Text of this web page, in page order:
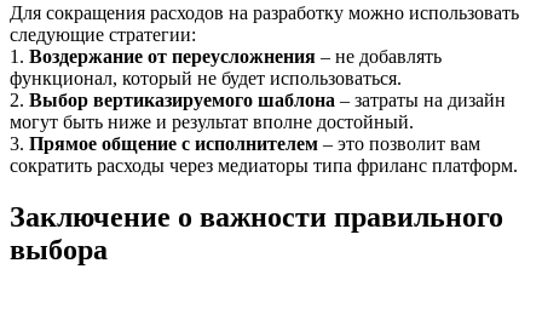
Для сокращения расходов на разработку можно использовать
следующие стратегии:
1. Воздержание от переусложнения – не добавлять
функционал, который не будет использоваться.
2. Выбор вертиказируемого шаблона – затраты на дизайн
могут быть ниже и результат вполне достойный.
3. Прямое общение с исполнителем – это позволит вам
сократить расходы через медиаторы типа фриланс платформ.
Заключение о важности правильного
выбора